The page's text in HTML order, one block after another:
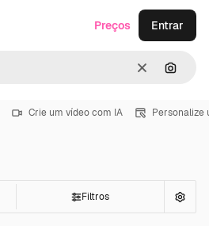
Limpar
Preços Entrar
Crie um vídeo com IA Personalize
Filtros